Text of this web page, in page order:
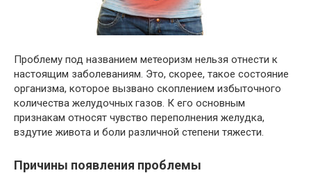
Проблему под названием метеоризм нельзя отнести к
настоящим заболеваниям. Это, скорее, такое состояние
организма, которое вызвано скоплением избыточного
количества желудочных газов. К его основным
признакам относят чувство переполнения желудка,
вздутие живота и боли различной степени тяжести.
Причины появления проблемы